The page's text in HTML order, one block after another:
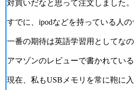
対買いだなと思って注文しました。
すでに、ipodなどを持っている人
一番の期待は英語学習用としてな
アマゾンのレビューで書かれてい
現在、私もUSBメモリを常に鞄に